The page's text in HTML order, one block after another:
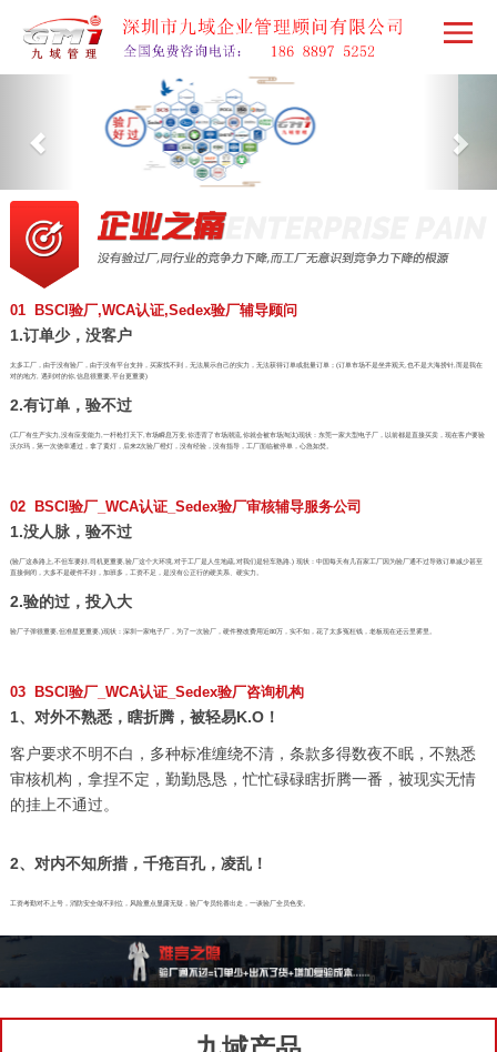
01 BSCI验厂,WCA认证,Sedex验厂辅导顾问
1.订单少，没客户
太多工厂，由于没有验厂，由于没有平台支持，买家找不到，无法展示自己的实力，无法获得订单或批量订单；(订单市场不是坐井观天,也不是大海捞针,而是我在
对的地方, 遇到对的你,信息很重要,平台更重要)
2.有订单，验不过
(工厂有生产实力,没有应变能力,一杆枪打天下,市场瞬息万变,你违背了市场潮流,你就会被市场淘汰)现状：东莞一家大型电子厂，以前都是直接买卖，现在客户要验
沃尔玛，第一次侥幸通过，拿了黄灯，后来2次验厂橙灯，没有经验，没有指导，工厂面临被停单，心急如焚。
02 BSCI验厂_WCA认证_Sedex验厂审核辅导服务公司
1.没人脉，验不过
(验厂这条路上,不但车要好,司机更重要,验厂这个大环境,对于工厂是人生地疏,对我们是轻车熟路.) 现状：中国每天有几百家工厂因为验厂通不过导致订单减少甚至
直接倒闭，大多不是硬件不好，加班多，工资不足，是没有公正行的硬关系、硬实力。
2.验的过，投入大
验厂子弹很重要,但准星更重要,)现状：深圳一家电子厂，为了一次验厂，硬件整改费用近80万，实不知，花了太多冤枉钱，老板现在还云里雾里。
03 BSCI验厂_WCA认证_Sedex验厂咨询机构
1、对外不熟悉，瞎折腾，被轻易K.O！
客户要求不明不白，多种标准缠绕不清，条款多得数夜不眠，不熟悉
审核机构，拿捏不定，勤勤恳恳，忙忙碌碌瞎折腾一番，被现实无情
的挂上不通过。
2、对内不知所措，千疮百孔，凌乱！
工资考勤对不上号，消防安全做不到位，风险重点显露无疑，验厂专员轮番出走，一谈验厂全员色变。